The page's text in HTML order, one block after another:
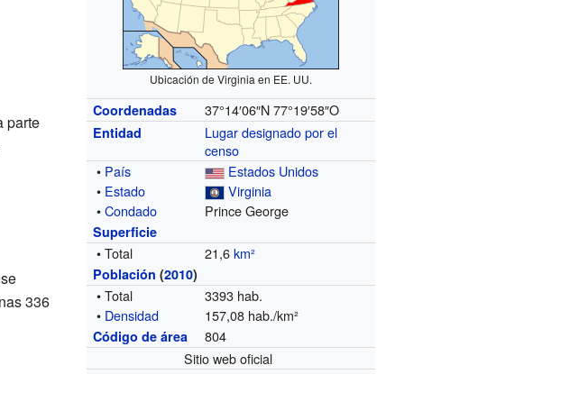
Ubicación de Virginia en EE. UU.
Coordenadas 37°14′06″N 77°19′58″O
Entidad
Lugar designado por el
censo
• País
Estados Unidos
• Estado
Virginia
•Condado Prince George
Superficie
• Total 21,6km²
Población (2010)
• Total
3393 hab.
• Densidad 157,08 hab./km²
Código de área
804
Sitio web oficial
parte
336